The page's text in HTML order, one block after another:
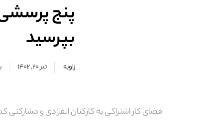
پنج
بپرسید
زاویه تیر ۲۰, ۱۴۰۲
فضای کار اشتراکی به کارکنان انفرادی و